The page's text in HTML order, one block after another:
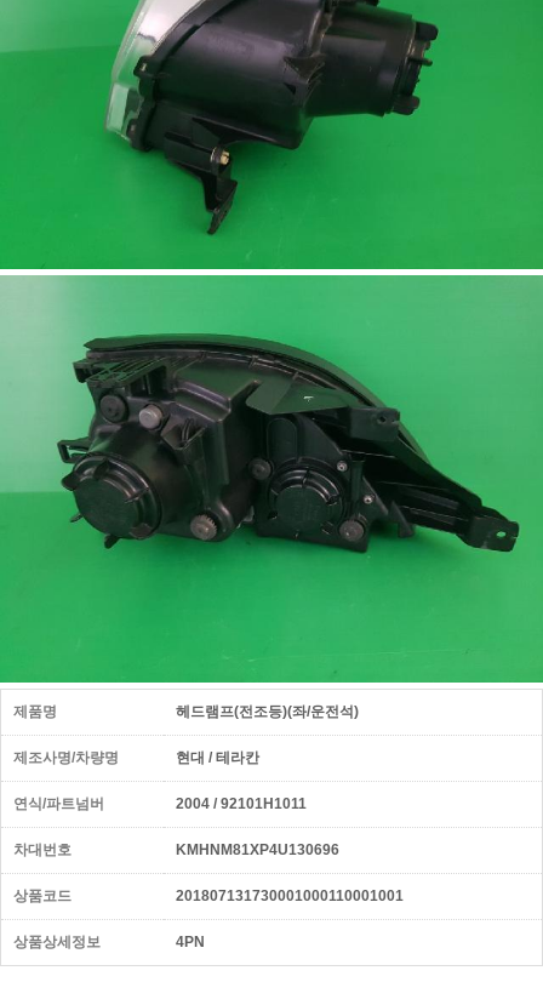
제품명 헤드램프(전조등)(좌/운전석)
제조사명/차량명 현대 / 테라칸
연식/파트넘버 2004 / 92101H1011
차대번호 KMHNM81XP4U130696
상품코드 201807131730001000110001001
상품상세정보 4PN